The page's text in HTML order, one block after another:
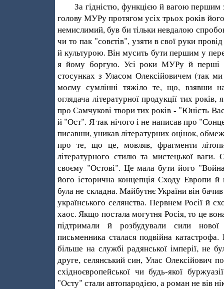
За гідністю, функцією й вагою першим
голову МУРу протягом усіх трьох років
немислимий, був би тільки невдалою
чи то пак "совєтів", узяти в свої руки
й культурою. Він мусить бути першим у
я йому боргую. Усі роки МУРу й перші
стосунках з Уласом Олексійовичем (так
моєму сумлінні тяжіло те, що, взявши
оглядача літературної продукції тих
про Самчукові твори тих років - "Юність
й "Ост". Я так нічого і не написав про
писавши, уникав літературних оцінок,
про те, що це, мовляв, фрагменти
літературного стилю та мистецької
своєму "Остові". Це мала бути його
його історична концепція Сходу Европи
була не складна. Майбутнє України він
українського селянства. Первнем Росії й
хаос. Якщо постала могутня Росія, то це
підтримали й розбудували сили нової
письменника сталася подвійна
більше на службі радянської імперії, не
друге, селянський син, Улас Олексійович
східноєвропейської чи будь-якої
"Осту" стали автопародією, а роман не вів